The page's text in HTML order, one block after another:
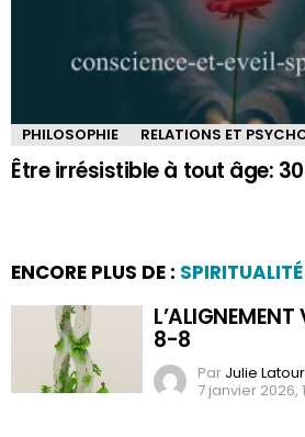
PHILOSOPHIE RELATIONS ET
Être irrésistible à tout âge:
ENCORE PLUS DE : SPIRITUALITÉ
8-8
Par Julie Latour
7 janvier 2026,